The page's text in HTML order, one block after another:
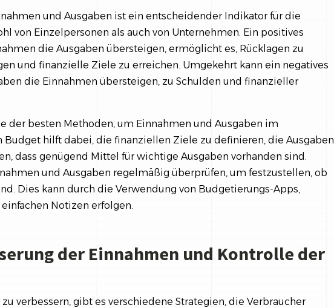
und Ausgaben ist ein entscheidender Indikator für die
von Einzelpersonen als auch von Unternehmen. Ein positives
die Ausgaben übersteigen, ermöglicht es, Rücklagen zu
und finanzielle Ziele zu erreichen. Umgekehrt kann ein negatives
die Einnahmen übersteigen, zu Schulden und finanzieller
der besten Methoden, um Einnahmen und Ausgaben im
Budget hilft dabei, die finanziellen Ziele zu definieren, die Ausgaben
dass genügend Mittel für wichtige Ausgaben vorhanden sind.
und Ausgaben regelmäßig überprüfen, um festzustellen, ob
Dies kann durch die Verwendung von Budgetierungs-Apps,
Notizen erfolgen.
der Einnahmen und Kontrolle der
verbessern, gibt es verschiedene Strategien, die Verbraucher